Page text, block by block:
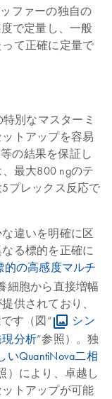
ッファーの独自の
で定量し、一般
て正確に定量で
特別なマスターミ
トアップを容易
の結果を保証し
最大800 ngのテ
プレックス反応で
違いを明確に区
る標的を正確に
の高感度マルチ
細胞から直接増幅
供されており、
す（図“
シン
分析”参照）。独
いQuantiNova二相
）により、卓越し
トアップが可能